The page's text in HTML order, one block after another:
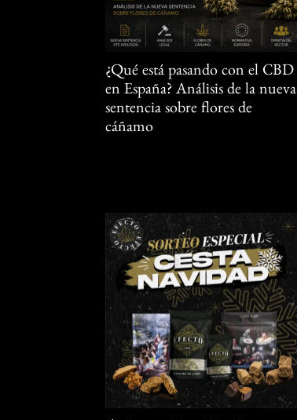
¿Qué está pasando con el CBD
en España? Análisis de la nueva
sentencia sobre flores de
cáñamo